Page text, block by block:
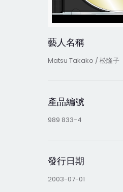
藝人名稱
Matsu Takako / 松隆子
產品編號
989 833-4
發行日期
2003-07-01